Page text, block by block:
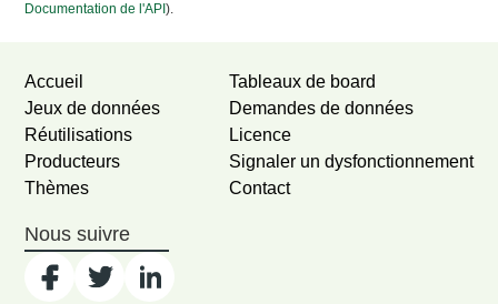
Documentation de l'API).
Accueil
Jeux de données
Réutilisations
Producteurs
Thèmes
Tableaux de board
Demandes de données
Licence
Signaler un dysfonctionnement
Contact
Nous suivre